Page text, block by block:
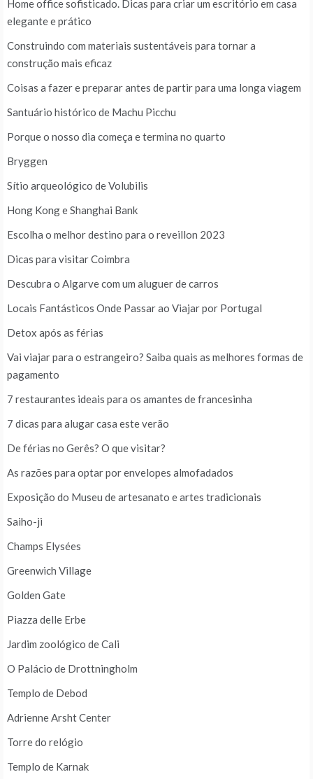
Home office sofisticado. Dicas para criar um escritório em casa
elegante e prático
Construindo com materiais sustentáveis para tornar a
construção mais eficaz
Coisas a fazer e preparar antes de partir para uma longa viagem
Santuário histórico de Machu Picchu
Porque o nosso dia começa e termina no quarto
Bryggen
Sítio arqueológico de Volubilis
Hong Kong e Shanghai Bank
Escolha o melhor destino para o reveillon 2023
Dicas para visitar Coimbra
Descubra o Algarve com um aluguer de carros
Locais Fantásticos Onde Passar ao Viajar por Portugal
Detox após as férias
Vai viajar para o estrangeiro? Saiba quais as melhores formas de
pagamento
7 restaurantes ideais para os amantes de francesinha
7 dicas para alugar casa este verão
De férias no Gerês? O que visitar?
As razões para optar por envelopes almofadados
Exposição do Museu de artesanato e artes tradicionais
Saiho-ji
Champs Elysées
Greenwich Village
Golden Gate
Piazza delle Erbe
Jardim zoológico de Cali
O Palácio de Drottningholm
Templo de Debod
Adrienne Arsht Center
Torre do relógio
Templo de Karnak